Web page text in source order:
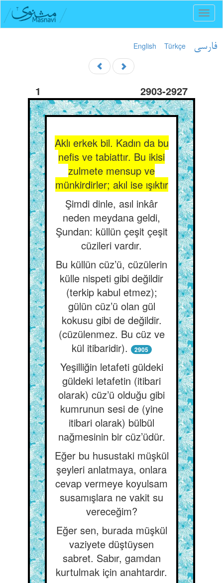
English Türkçe فارسی
1 2903-2927
Aklı erkek bil. Kadın da bu
nefis ve tabiattır. Bu ikisi
zulmete mensup ve
münkirdirler; akıl ise ışıktır
Şimdi dinle, asıl inkâr
neden meydana geldi,
Şundan: küllün çeşit çeşit
cüzileri vardır.
Bu küllün cüz’ü, cüzülerin
külle nispeti gibi değildir
(terkip kabul etmez);
gülün cüz’ü olan gül
kokusu gibi de değildir.
(cüzülenmez. Bu cüz ve
kül itibaridir).
2905
Yeşilliğin letafeti güldeki
güldeki letafetin (itibari
olarak) cüz’ü olduğu gibi
kumrunun sesi de (yine
itibari olarak) bülbül
nağmesinin bir cüz’üdür.
Eğer bu husustaki müşkül
şeyleri anlatmaya, onlara
cevap vermeye koyulsam
susamışlara ne vakit su
vereceğim?
Eğer sen, burada müşkül
vaziyete düştüysen
sabret. Sabır, gamdan
kurtulmak için anahtardır.